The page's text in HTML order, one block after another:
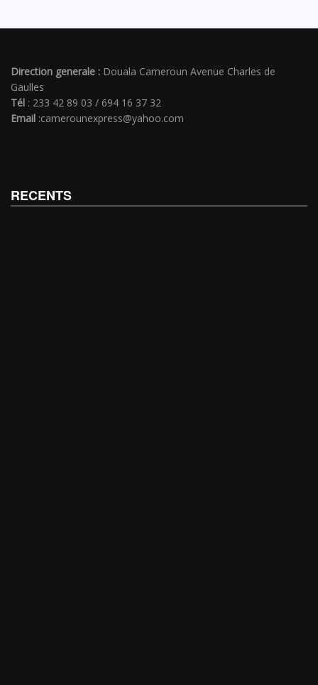
Direction generale : Douala Cameroun Avenue Charles de
Gaulles
Tél : 233 42 89 03 / 694 16 37 32
Email :camerounexpress@yahoo.com
RECENTS